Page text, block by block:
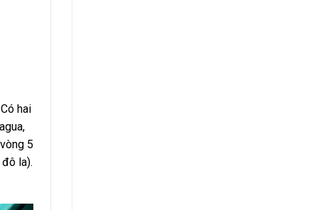
hai
5
la).